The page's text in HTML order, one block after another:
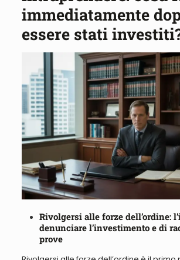
immediatamente
essere stati
Rivolgersi alle forze dell’ordine:
denunciare l’investimento e di
prove